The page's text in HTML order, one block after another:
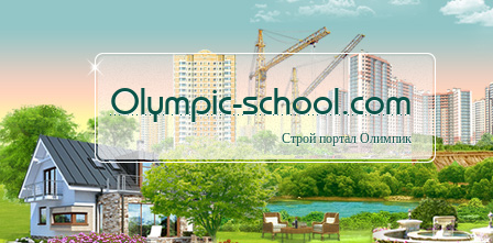
Olympic-school.com
Строй портал Олимпик